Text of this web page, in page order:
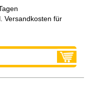
Versandkosten für